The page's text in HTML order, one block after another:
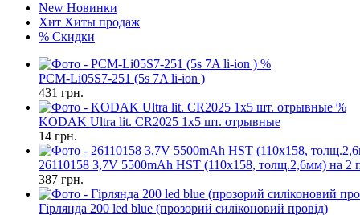
New Новинки
Хит Хиты продаж
% Скидки
%
PCM-Li05S7-251 (5s 7A li-ion )
431 грн.
%
KODAK Ultra lit. CR2025 1х5 шт. отрывные
14 грн.
26110158 3,7V 5500mAh HST (110x158, толщ.2,6мм) на 2
387 грн.
Гірлянда 200 led blue (прозорий силіконовий провід)